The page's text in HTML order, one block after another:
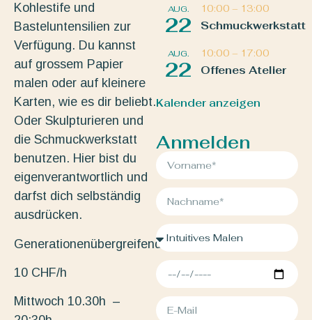
Kohlestife und
Basteluntensilien zur
Verfügung. Du kannst
auf grossem Papier
malen oder auf kleinere
Karten, wie es dir beliebt.
Oder Skulpturieren und
die Schmuckwerkstatt
benutzen. Hier bist du
eigenverantwortlich und
darfst dich selbständig
ausdrücken.
Generationenübergreifend.
10 CHF/h
Mittwoch 10.30h –
AUG.
22
10:00 – 13:00
Schmuckwerkstatt
AUG.
22
10:00 – 17:00
Offenes Atelier
Kalender anzeigen
Anmelden